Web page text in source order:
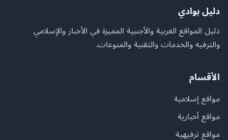
دليل بوادي
دليل المواقع العربية والأجنبية المميزة في الأخبار والإسلامي
والترفيه والخدمات والتقنية والمنوعات.
الأقسام
مواقع إسلامية
مواقع أخبارية
مواقع ترفيهية